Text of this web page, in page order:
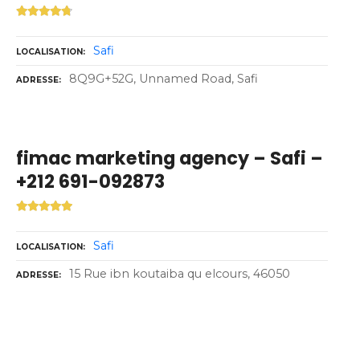
LOCALISATION Safi
ADRESSE 8Q9G+52G, Unnamed Road, Safi
fimac marketing agency – Safi –
+212 691-092873
LOCALISATION Safi
ADRESSE 15 Rue ibn koutaiba qu elcours, 46050